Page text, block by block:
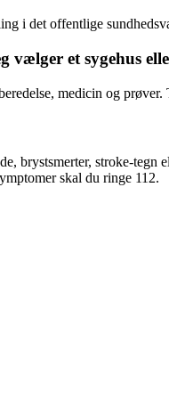
i det offentlige
et sygehus
medicin og
brystsmerter, stroke-
skal du ringe 112.